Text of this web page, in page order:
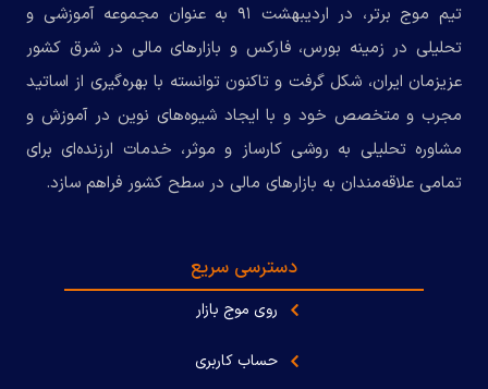
تیم موج برتر، در اردیبهشت ۹۱ به عنوان مجموعه‌ آموزشی و
تحلیلی در زمینه بورس، فارکس و بازارهای مالی در شرق کشور
عزیزمان ایران، شکل گرفت و تاکنون توانسته با بهره‌گیری از اساتید
مجرب و متخصص خود و با ایجاد شیوه‌های نوین در آموزش و
مشاوره تحلیلی به روشی کارساز و موثر، خدمات ارزنده‌ای برای
تمامی علاقه‌مندان به بازارهای مالی در سطح کشور فراهم سازد.
دسترسی سریع
روی موج بازار
حساب کاربری